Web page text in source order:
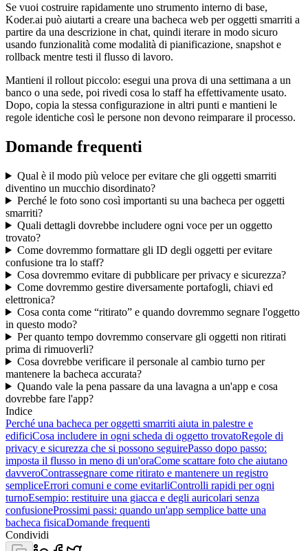
Se vuoi costruire rapidamente uno strumento interno di base,
Koder.ai può aiutarti a creare una bacheca web per oggetti smarriti a
partire da una descrizione in chat, quindi iterare in modo sicuro
usando funzionalità come modalità di pianificazione, snapshot e
rollback mentre testi il flusso di lavoro.
Mantieni il rollout piccolo: esegui una prova di una settimana a un
banco o una sede, poi rivedi cosa lo staff ha effettivamente usato.
Dopo, copia la stessa configurazione in altri punti e mantieni le
regole identiche così le persone non devono reimparare il processo.
Domande frequenti
Qual è il modo più veloce per evitare che gli oggetti smarriti
diventino un mucchio disordinato?
Perché le foto sono così importanti su una bacheca per oggetti
smarriti?
Quali dettagli dovrebbe includere ogni voce per un oggetto
trovato?
Come dovremmo formattare gli ID degli oggetti per evitare
confusione tra lo staff?
Cosa dovremmo evitare di pubblicare per privacy e sicurezza?
Come dovremmo gestire diversamente portafogli, chiavi ed
elettronica?
Cosa conta come “ritirato” e quando dovremmo segnare l'oggetto
in questo modo?
Per quanto tempo dovremmo conservare gli oggetti non ritirati
prima di rimuoverli?
Cosa dovrebbe verificare il personale al cambio turno per
mantenere la bacheca accurata?
Quando vale la pena passare da una lavagna a un'app e cosa
dovrebbe fare l'app?
Indice
Perché una bacheca per oggetti smarriti aiuta in palestre e
edificiCosa includere in ogni scheda di oggetto trovatoRegole di
privacy e sicurezza che si possono seguirePasso dopo passo:
imposta il flusso in meno di un'oraCome scattare foto che aiutano
davveroContrassegnare come ritirato e mantenere un registro
sempliceErrori comuni e come evitarliControlli rapidi per ogni
turnoEsempio: restituire una giacca e degli auricolari senza
confusioneProssimi passi: quando un'app semplice batte una
bacheca fisicaDomande frequenti
Condividi